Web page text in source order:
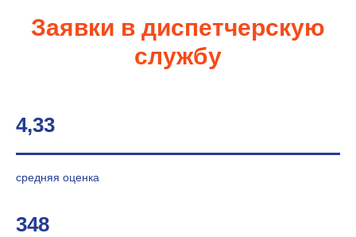
Заявки в диспетчерскую
службу
4,33
средняя оценка
348